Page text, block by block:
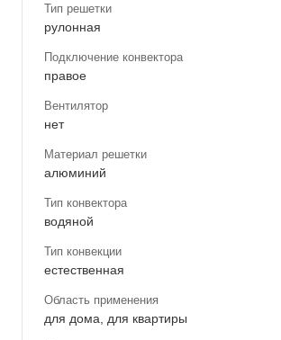
Тип решетки
рулонная
Подключение конвектора
правое
Вентилятор
нет
Материал решетки
алюминий
Тип конвектора
водяной
Тип конвекции
естественная
Область применения
для дома, для квартиры